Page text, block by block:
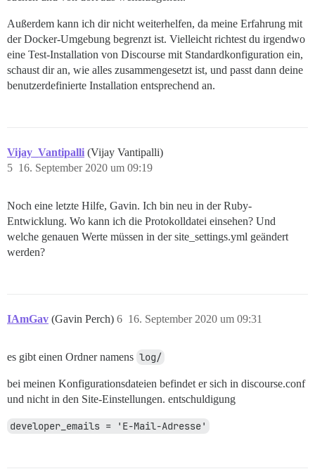
Außerdem kann ich dir nicht weiterhelfen, da meine Erfahrung mit
der Docker-Umgebung begrenzt ist. Vielleicht richtest du irgendwo
eine Test-Installation von Discourse mit Standardkonfiguration ein,
schaust dir an, wie alles zusammengesetzt ist, und passt dann deine
benutzerdefinierte Installation entsprechend an.
Vijay_Vantipalli (Vijay Vantipalli)
16. September 2020 um 09:19
5
Noch eine letzte Hilfe, Gavin. Ich bin neu in der Ruby-
Entwicklung. Wo kann ich die Protokolldatei einsehen? Und
welche genauen Werte müssen in der site_settings.yml geändert
werden?
IAmGav (Gavin Perch) 16. September 2020 um 09:31
6
es gibt einen Ordner namens log/
bei meinen Konfigurationsdateien befindet er sich in discourse.conf
und nicht in den Site-Einstellungen. entschuldigung
developer_emails = 'E-Mail-Adresse'